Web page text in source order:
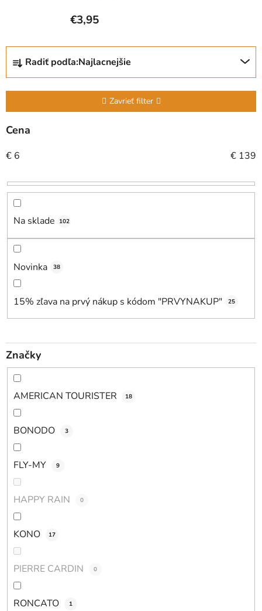
€3,95
R
d
n
i
p
o
k
Radiť podľa:Najlacnejšie
Zavrieť filter
Cena
€ 6 € 139
Na sklade 102
Novinka 38
15% zľava na prvý nákup s kódom "PRVYNAKUP" 25
Značky
AMERICAN TOURISTER 18
BONODO 3
FLY-MY 9
HAPPY RAIN 0
KONO 17
PIERRE CARDIN 0
RONCATO 1